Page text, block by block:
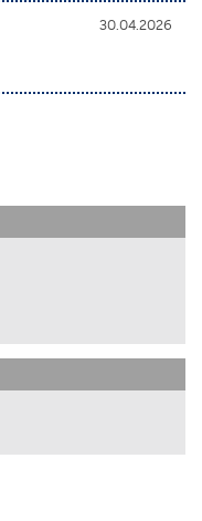
30.04.2026